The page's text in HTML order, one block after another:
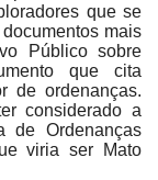
que se
mais
Público sobre
que cita
de ordenanças.
considerado a
de Ordenanças
viria ser Mato